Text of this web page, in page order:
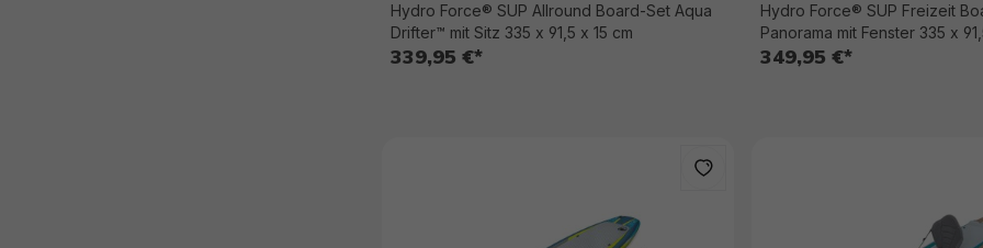
Hydro Force® SUP Allround Board-Set Aqua
Drifter™ mit Sitz 335 x 91,5 x 15 cm
339,95 €*
Hydro Force® SUP Freizeit
Panorama mit Fenster 335 x
349,95 €*